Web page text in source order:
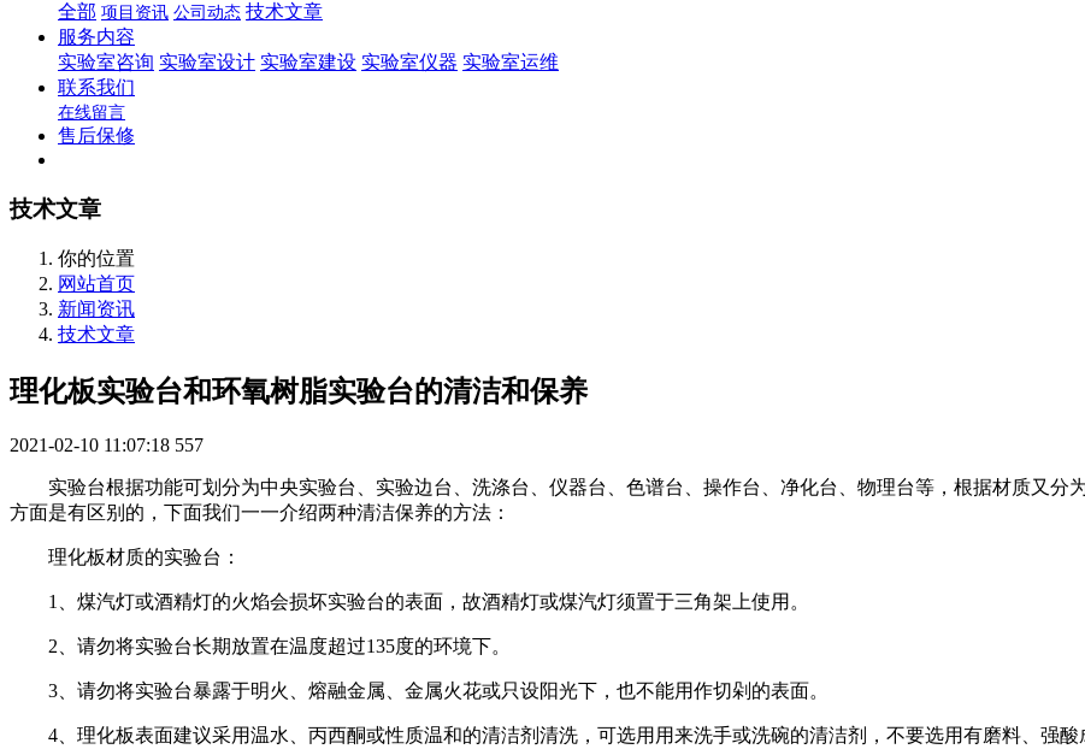
全部 项目资讯 公司动态 技术文章
服务内容
实验室咨询 实验室设计 实验室建设 实验室仪器 实验室运维
联系我们
在线留言
售后保修
技术文章
你的位置
网站首页
新闻资讯
技术文章
理化板实验台和环氧树脂实验台的清洁和保养
2021-02-10 11:07:18 557
实验台根据功能可划分为中央实验台、实验边台、洗涤台、仪器台、色谱台、操作台、净化台、物理台等，根据材质又分
方面是有区别的，下面我们一一介绍两种清洁保养的方法：
理化板材质的实验台：
1、煤汽灯或酒精灯的火焰会损坏实验台的表面，故酒精灯或煤汽灯须置于三角架上使用。
2、请勿将实验台长期放置在温度超过135度的环境下。
3、请勿将实验台暴露于明火、熔融金属、金属火花或只设阳光下，也不能用作切剁的表面。
4、理化板表面建议采用温水、丙西酮或性质温和的清洁剂清洗，可选用用来洗手或洗碗的清洁剂，不要选用有磨料、强